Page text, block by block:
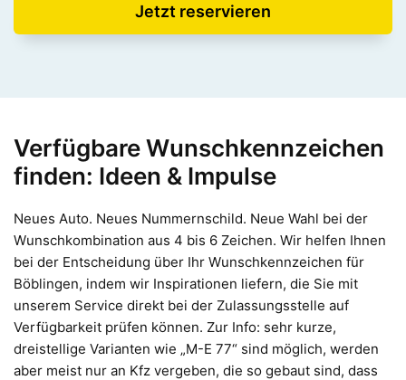
Jetzt reservieren
Verfügbare Wunschkennzeichen
finden: Ideen & Impulse
Neues Auto. Neues Nummernschild. Neue Wahl bei der
Wunschkombination aus 4 bis 6 Zeichen. Wir helfen Ihnen
bei der Entscheidung über Ihr Wunschkennzeichen für
Böblingen, indem wir Inspirationen liefern, die Sie mit
unserem Service direkt bei der Zulassungsstelle auf
Verfügbarkeit prüfen können. Zur Info: sehr kurze,
dreistellige Varianten wie „M-E 77“ sind möglich, werden
aber meist nur an Kfz vergeben, die so gebaut sind, dass